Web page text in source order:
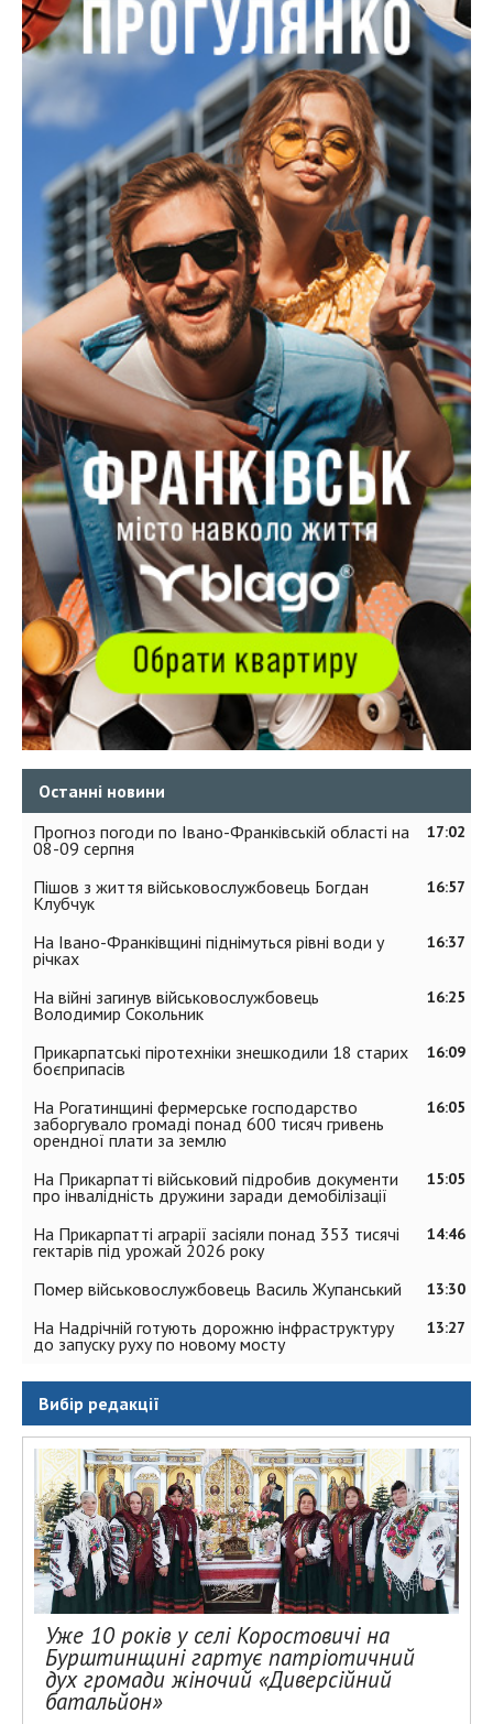
Останні новини
17:02
Прогноз погоди по Івано-Франківській області на
08-09 серпня
16:57
Пішов з життя військовослужбовець Богдан
Клубчук
16:37
На Івано-Франківщині піднімуться рівні води у
річках
16:25
На війні загинув військовослужбовець
Володимир Сокольник
16:09
Прикарпатські піротехніки знешкодили 18 старих
боєприпасів
16:05
На Рогатинщині фермерське господарство
заборгувало громаді понад 600 тисяч гривень
орендної плати за землю
15:05
На Прикарпатті військовий підробив документи
про інвалідність дружини заради демобілізації
14:46
На Прикарпатті аграрії засіяли понад 353 тисячі
гектарів під урожай 2026 року
13:30
Помер військовослужбовець Василь Жупанський
13:27
На Надрічній готують дорожню інфраструктуру
до запуску руху по новому мосту
Вибір редакції
Уже 10 років у селі Коростовичі на
Бурштинщині гартує патріотичний
дух громади жіночий «Диверсійний
батальйон»